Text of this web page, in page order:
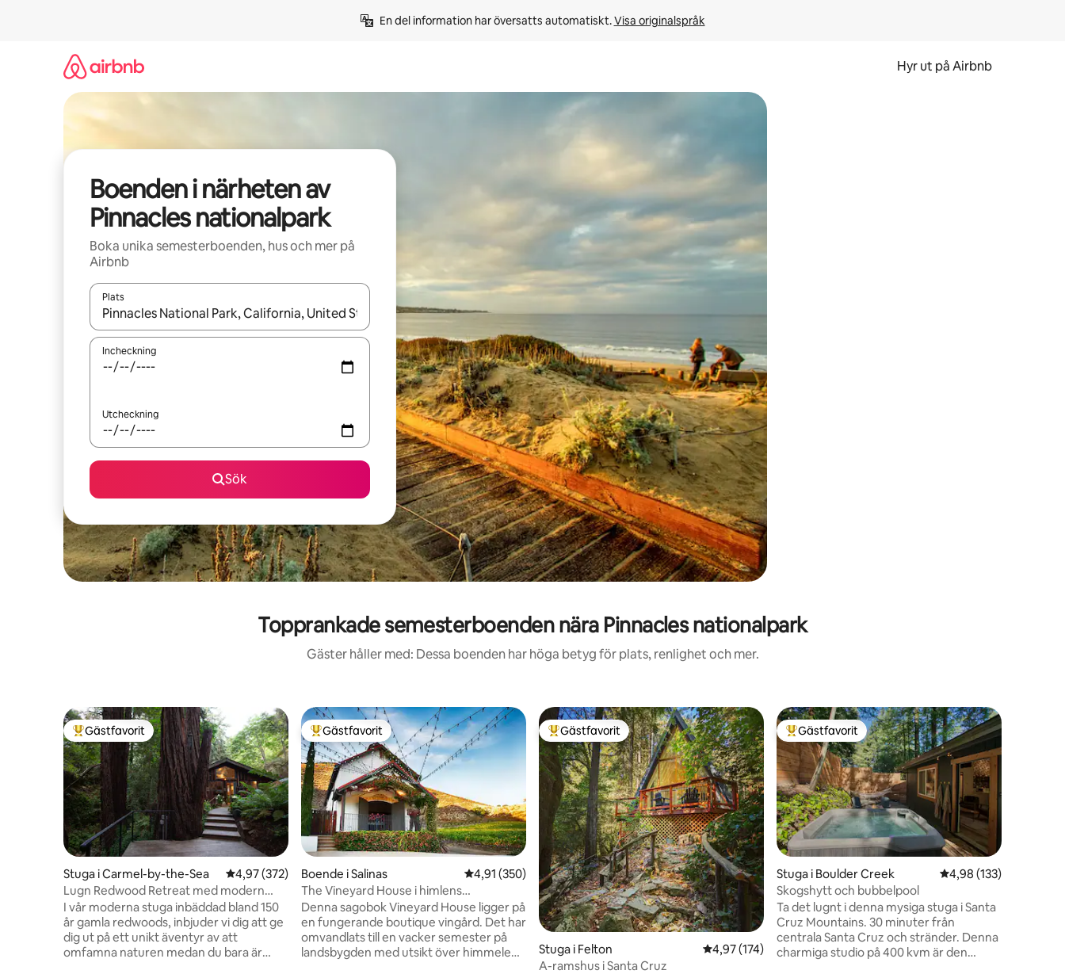
En del information har översatts automatiskt. Visa originalspråk
Hyr ut på Airbnb
Boenden i närheten av
Pinnacles nationalpark
Boka unika semesterboenden, hus och mer på
Airbnb
Plats
När resultaten är tillgängliga kan du navigera med upp- och nedåtpilarna eller utforska genom att trycka eller svepa.
Incheckning
Utcheckning
Sök
Topprankade semesterboenden nära Pinnacles nationalpark
Gäster håller med: Dessa boenden har höga betyg för plats, renlighet och mer.
Populär gästfavorit
Gästfavorit
Stuga i Carmel-by-the-Sea 4,97 av 5 i genomsnittligt betyg, 372 omdömen
4,97 (372)
Lugn Redwood Retreat med modern
komfort
I vår moderna stuga inbäddad bland 150
år gamla redwoods, inbjuder vi dig att ge
dig ut på ett unikt äventyr av att
omfamna naturen medan du bara är
Populär gästfavorit
Gästfavorit
Boende i Salinas 4,91 av 5 i genomsnittligt betyg, 350 omdömen
4,91 (350)
The Vineyard House i himlens
betesmarker
Denna sagobok Vineyard House ligger på
en fungerande boutique vingård. Det har
omvandlats till en vacker semester på
landsbygden med utsikt över himmelens
Populär gästfavorit
Gästfavorit
Stuga i Felton 4,97 av 5 i genomsnittligt betyg, 174 omdömen
4,97 (174)
A-ramshus i Santa Cruz
Populär gästfavorit
Gästfavorit
Stuga i Boulder Creek 4,98 av 5 i
4,98 (133)
Skogshytt och bubbelpool
Ta det lugnt i denna mysiga stuga i Santa
Cruz Mountains. 30 minuter från
centrala Santa Cruz och stränder. Denna
charmiga studio på 400 kvm är den